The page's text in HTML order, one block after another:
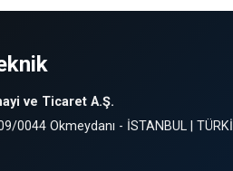
ve Ticaret A.Ş.
0044 Okmeydanı - İSTANBUL |